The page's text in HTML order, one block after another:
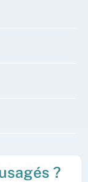
Un
entraîner
Les
soudains
saison,
dans un
d’usure
de
?